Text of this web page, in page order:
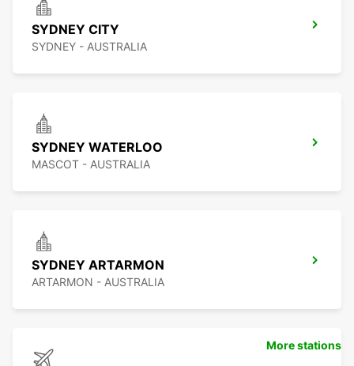
SYDNEY CITY
SYDNEY - AUSTRALIA
SYDNEY WATERLOO
MASCOT - AUSTRALIA
SYDNEY ARTARMON
ARTARMON - AUSTRALIA
More stations